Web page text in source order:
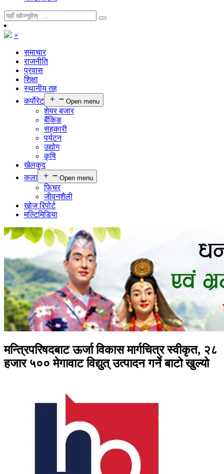
×
समाचार
राजनीति
प्रवास
शिक्षा
स्थानीय तह
कर्पाेरेट
Open menu
शेयर बजार
बैंकिङ
सहकारी
पर्यटन
उद्योग
कृषि
खेलकुद
कला
Open menu
फिचर
जीवनशैली
खोज रिपोर्ट
मल्टिमिडिया
मन्त्रिपरिषदबाट ऊर्जा विकास मार्गचित्र स्वीकृत, २८
हजार ५०० मेगावाट विद्युत् उत्पादन गर्ने बाटो खुल्यो